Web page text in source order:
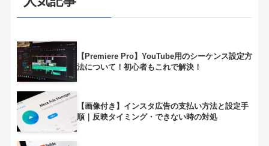
【Premiere Pro】YouTube用のシーケンス設定方
法について！初心者もこれで解決！
【画像付き】インスタ広告の支払い方法と設定手
順｜反映タイミング・できない時の対処